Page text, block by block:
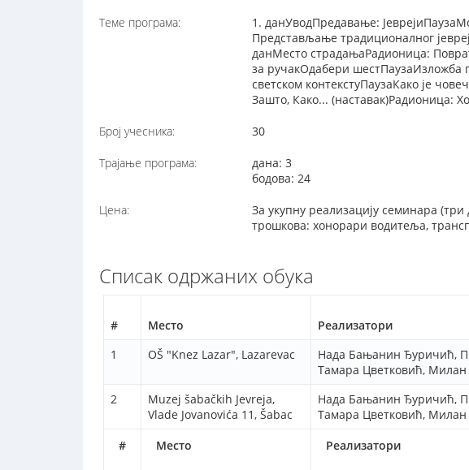
Теме програма:
1. данУводПредавање:
Представљање традиционалног
данМесто страдањаРадионица:
за ручакОдабери шестПаузаИзложба
светском контекстуПаузаКако је
Зашто, Како... (наставак)Радионица:
Број учесника: 30
Трајање програма:
дана: 3
бодова: 24
Цена:
За укупну реализацију семинара (три
трошкова: хонорари водитеља,
Списак одржаних обука
# Место Реализатори
# Место Реализатори
1 OŠ "Knez Lazar", Lazarevac
Нада Бањанин Ђуричић,
Тамара Цветковић,
2
Muzej šabačkih Jevreja,
Vlade Jovanovića 11, Šabac
Нада Бањанин Ђуричић,
Тамара Цветковић,